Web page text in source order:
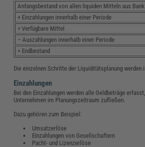
Anfangsbestand von allen liquiden Mitteln aus
+ Einzahlungen innerhalb einer Periode
= Verfügbare Mittel
– Auszahlungen innerhalb einer Periode
= Endbestand
Die einzelnen Schritte der Liquiditätsplanung werden
Einzahlungen
Bei den Einzahlungen werden alle Geldbeträge
Unternehmen im Planungszeitraum zufließen.
Dazu gehören zum Beispiel:
Umsatzerlöse
Einzahlungen von Gesellschaftern
Pacht- und Lizenzerlöse